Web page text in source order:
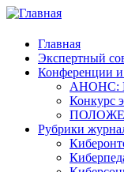
Главная
Экспертный
Конференции
АНОНС:
Конкурс
Рубрики